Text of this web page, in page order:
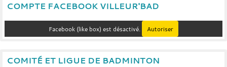
COMPTE FACEBOOK VILLEUR'BAD
Facebook (like box) est désactivé. Autoriser
COMITÉ ET LIGUE DE BADMINTON